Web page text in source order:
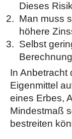
Dieses
Man muss
höhere
Selbst
In Anbetracht
Eigenmittel
eines Erbes,
Mindestmaß
bestreiten